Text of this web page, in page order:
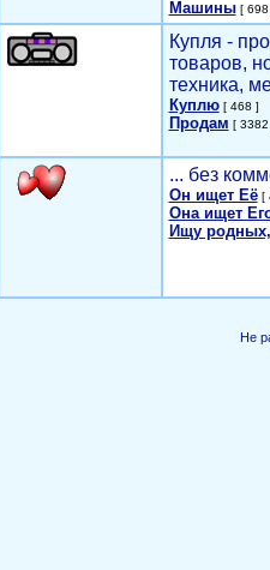
Машины[ 698
Купля -
товаров,
техника,
Куплю[ 468 ]
Продам [ 3382
... без
Он ищет Её[
Она ищет
Ищу
Не